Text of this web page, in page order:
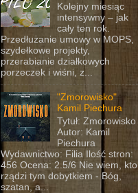
Kolejny miesiąc
intensywny – jak
cały ten rok.
Przedłużanie umowy w MOPS,
szydełkowe projekty,
przerabianie działkowych
porzeczek i wiśni, z...
"Zmorowisko"
Kamil Piechura
Tytuł: Zmorowisko
Autor: Kamil
Piechura
Wydawnictwo: Filia Ilość stron:
456 Ocena: 2.5/6 Nie wiem, kto
rządzi tym dobytkiem - Bóg,
szatan, a...